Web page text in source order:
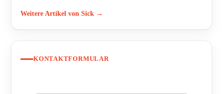
Weitere Artikel von Sick →
KONTAKTFORMULAR